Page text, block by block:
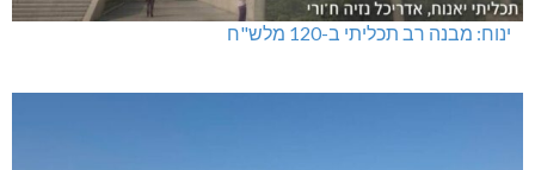
ינוח: מבנה רב תכליתי ב-120 מלש"ח